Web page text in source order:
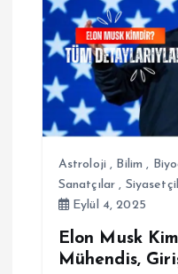
z
n
mAstroloji , Bilim ,
Sanatçılar ,
Eylül 4, 2025
Elon Musk
Mühendis,